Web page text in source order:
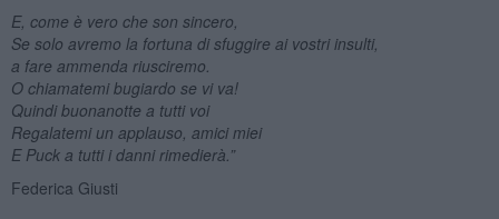
E, come è vero che son sincero,
Se solo avremo la fortuna di sfuggire ai vostri insulti,
a fare ammenda riusciremo.
O chiamatemi bugiardo se vi va!
Quindi buonanotte a tutti voi
Regalatemi un applauso, amici miei
E Puck a tutti i danni rimedierà.”
Federica Giusti